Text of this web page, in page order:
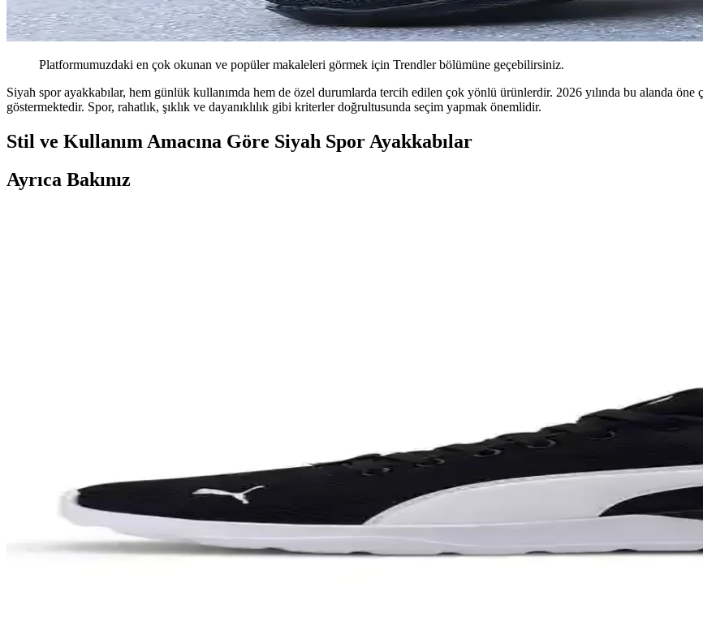
Platformumuzdaki en çok okunan ve popüler makaleleri görmek için Trendler bölümüne geçebilirsiniz.
Siyah spor ayakkabılar, hem günlük kullanımda hem de özel durumlarda tercih edilen çok yönlü ürünlerdir. 2026 yılında bu alanda
göstermektedir. Spor, rahatlık, şıklık ve dayanıklılık gibi kriterler doğrultusunda seçim yapmak önemlidir.
Stil ve Kullanım Amacına Göre Siyah Spor Ayakkabılar
Ayrıca Bakınız
2026 yılında erkek spor ayakkabılarında klasik ve sade tasarımlar ön planda. Konfor, tarz uyumu ve nötr renkler tercih edilirken
Avrupa'da Beyaz Spor Ayakkabı ve Business Casual Kombinasyonunun İş Dünyasındaki Yeri ve Algısı
Avrupa'da iş ortamlarında beyaz spor ayakkabılar ve business casual kombinasyonu farklı ülkelerde farklı algılanıyor. Güney
Koyu Renk Pantolon ve Gömlekle Uyumlu İş Ortamı Spor Ayakkabı Seçenekleri
Koyu renk pantolon ve gömlekle uyumlu spor ayakkabı seçimi iş ortamında konfor ve şıklığı bir arada sunar. Beyaz, gri ve koyu
2026 Yılında Siyah Spor Ayakkabılar: Stil, Konfor ve Dayanıklılık Rehberi